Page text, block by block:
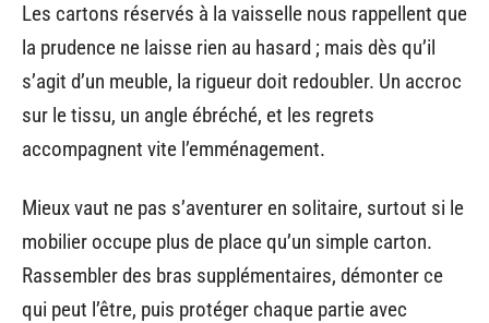
Les cartons réservés à la vaisselle nous rappellent que
la prudence ne laisse rien au hasard ; mais dès qu’il
s’agit d’un meuble, la rigueur doit redoubler. Un accroc
sur le tissu, un angle ébréché, et les regrets
accompagnent vite l’emménagement.
Mieux vaut ne pas s’aventurer en solitaire, surtout si le
mobilier occupe plus de place qu’un simple carton.
Rassembler des bras supplémentaires, démonter ce
qui peut l’être, puis protéger chaque partie avec